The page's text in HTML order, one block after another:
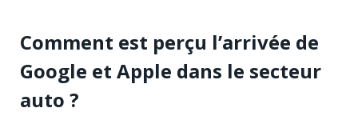
Comment est perçu l’arrivée de
Google et Apple dans le secteur
auto ?